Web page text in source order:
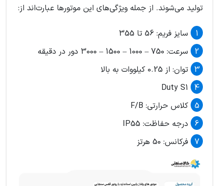
تولید می‌شوند. از جمله ویژگی‌های این موتورها عبارت‌اند از:
سایز فریم: 56 تا 355
سرعت: 750 – 1000 – 1500 – 3000 دور در دقیقه
توان: از 0.25 کیلووات به بالا
Duty S1
کلاس حرارتی: F/B
درجه حفاظت: IP55
فرکانس: 50 هرتز